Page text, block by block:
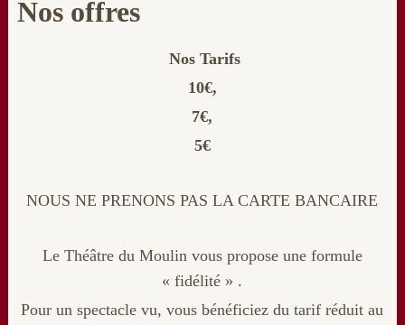
Nos offres
Nos Tarifs
10€,
7€,
5€
NOUS NE PRENONS PAS LA CARTE BANCAIRE
Le Théâtre du Moulin vous propose une formule
« fidélité » .
Pour un spectacle vu, vous bénéficiez du tarif réduit au